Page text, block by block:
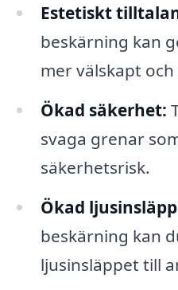
Estetiskt
beskärning kan
mer välskapt
Ökad säkerhet:
svaga grenar
säkerhetsrisk.
Ökad
beskärning kan
ljusinsläppet till